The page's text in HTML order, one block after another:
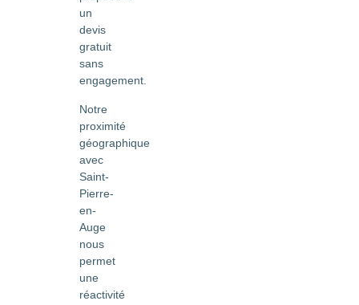
un
devis
gratuit
sans
engagement.
Notre
proximité
géographique
avec
Saint-
Pierre-
en-
Auge
nous
permet
une
réactivité